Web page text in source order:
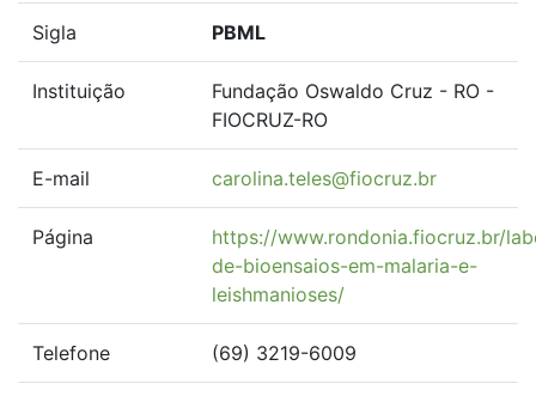
Sigla PBML
Instituição
Fundação Oswaldo Cruz - RO -
FIOCRUZ-RO
E-mail carolina.teles@fiocruz.br
Página
https://www.rondonia.fiocruz.br/
de-bioensaios-em-malaria-e-
leishmanioses/
Telefone (69) 3219-6009